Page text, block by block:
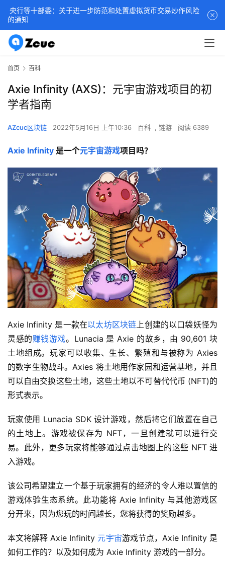
首页 百科
Axie Infinity (AXS)：元宇宙游戏项目的初
学者指南
AZcuc区块链 2022年5月16日 上午10:36 百科 , 链游 阅读 6389
Axie Infinity 是一个元宇宙游戏项目吗？
Axie Infinity 是一款在以太坊区块链上创建的以口袋妖怪为
灵感的赚钱游戏。Lunacia 是 Axie 的故乡，由 90,601 块
土地组成。玩家可以收集、生长、繁殖和与被称为 Axies
的数字生物战斗。Axies 将土地用作家园和运营基地，并且
可以自由交换这些土地，这些土地以不可替代代币 (NFT)的
形式表示。
玩家使用 Lunacia SDK 设计游戏，然后将它们放置在自己
的土地上。游戏被保存为 NFT，一旦创建就可以进行交
易。此外，更多玩家将能够通过点击地图上的这些 NFT 进
入游戏。
该公司希望建立一个基于玩家拥有的经济的令人难以置信的
游戏体验生态系统。此功能将 Axie Infinity 与其他游戏区
分开来，因为您玩的时间越长，您将获得的奖励越多。
本文将解释 Axie Infinity 元宇宙游戏节点，Axie Infinity 是
如何工作的？以及如何成为 Axie Infinity 游戏的一部分。
央行等十部委：关于进一步防范和处置虚拟货币交易炒作风险
的通知